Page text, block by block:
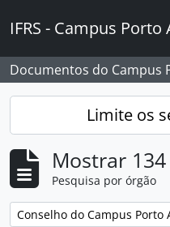
IFRS - Campus Porto
Documentos do Campus
Limite os
Mostrar
Pesquisa por órgão
Remover filtro:
Conselho do Campus Porto